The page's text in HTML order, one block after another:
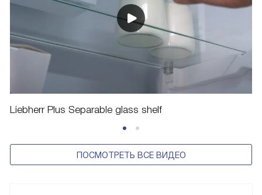
Liebherr Plus Separable glass shelf
ПОСМОТРЕТЬ ВСЕ ВИДЕО